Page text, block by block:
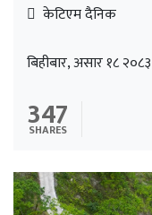
केटिएम दैनिक
बिहीबार, असार १८ २०८३
347
SHARES